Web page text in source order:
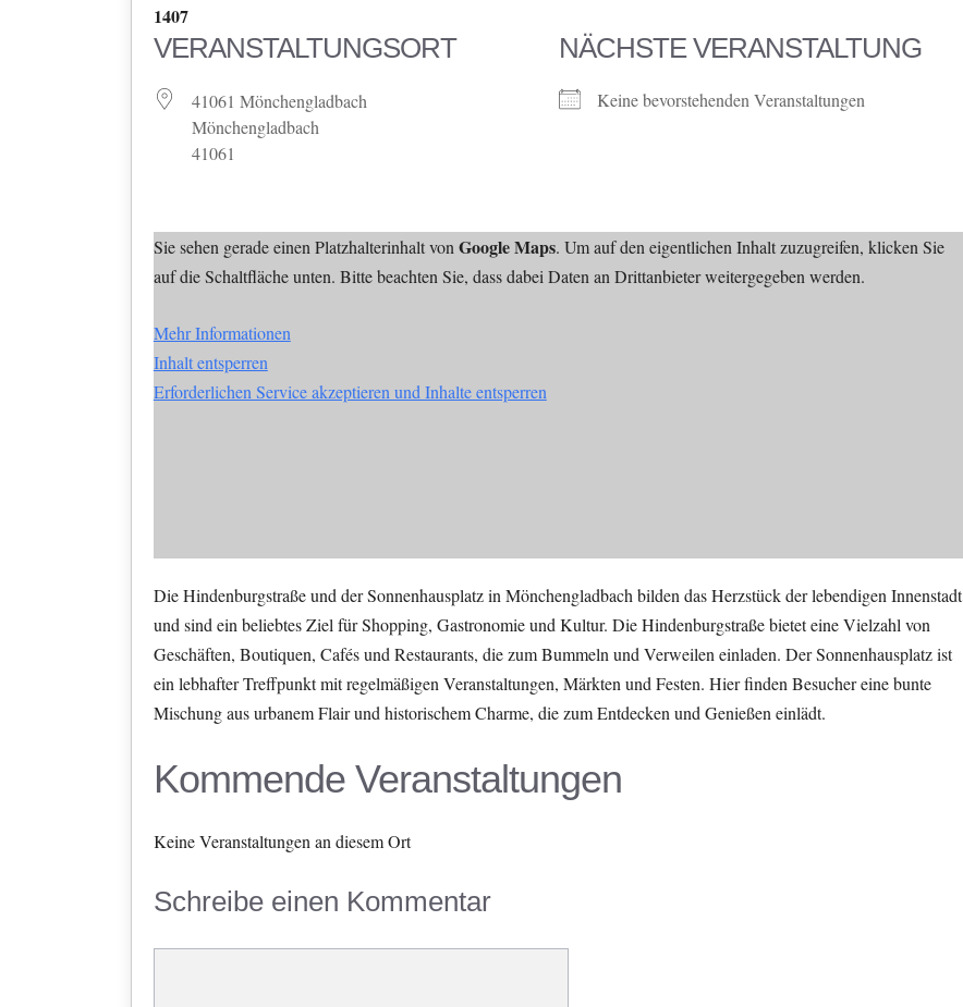
1407
VERANSTALTUNGSORT
41061 Mönchengladbach
Mönchengladbach
41061
NÄCHSTE VERANSTALTUNG
Keine bevorstehenden Veranstaltungen
Sie sehen gerade einen Platzhalterinhalt von Google Maps. Um auf den eigentlichen Inhalt zuzugreifen, klicken Sie
auf die Schaltfläche unten. Bitte beachten Sie, dass dabei Daten an Drittanbieter weitergegeben werden.
Mehr Informationen
Inhalt entsperren
Erforderlichen Service akzeptieren und Inhalte entsperren
Die Hindenburgstraße und der Sonnenhausplatz in Mönchengladbach bilden das Herzstück der lebendigen Innenstadt
und sind ein beliebtes Ziel für Shopping, Gastronomie und Kultur. Die Hindenburgstraße bietet eine Vielzahl von
Geschäften, Boutiquen, Cafés und Restaurants, die zum Bummeln und Verweilen einladen. Der Sonnenhausplatz ist
ein lebhafter Treffpunkt mit regelmäßigen Veranstaltungen, Märkten und Festen. Hier finden Besucher eine bunte
Mischung aus urbanem Flair und historischem Charme, die zum Entdecken und Genießen einlädt.
Kommende Veranstaltungen
Keine Veranstaltungen an diesem Ort
Schreibe einen Kommentar